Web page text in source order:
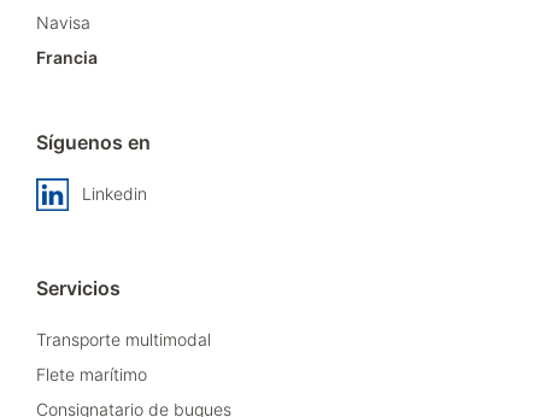
Navisa
Francia
Síguenos en
Linkedin
Servicios
Transporte multimodal
Flete marítimo
Consignatario de buques